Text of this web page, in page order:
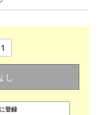
し
登録